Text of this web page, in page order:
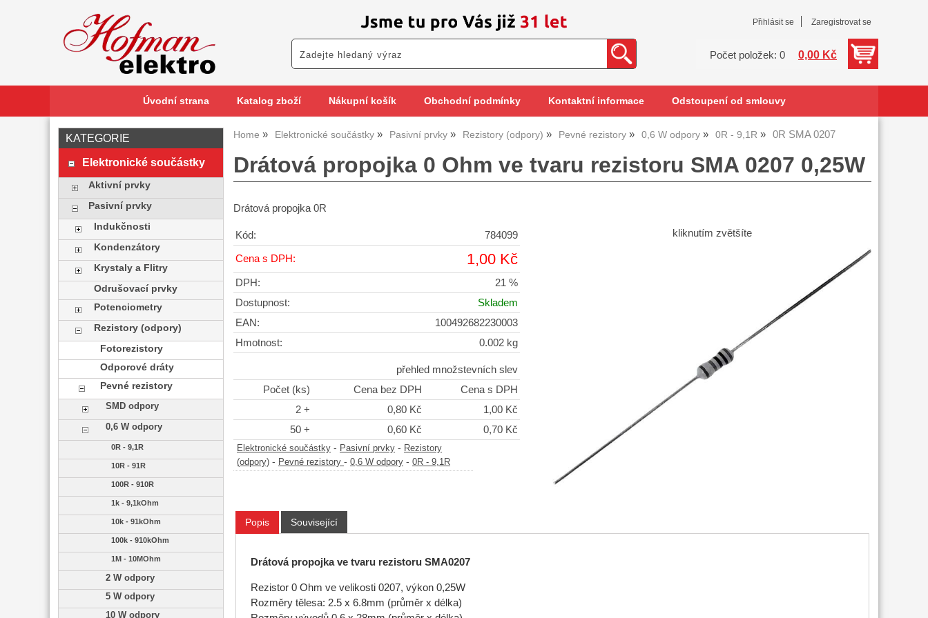
Přihlásit se Zaregistrovat se
Počet položek: 0 0,00 Kč
Úvodní strana Katalog zboží Nákupní košík Obchodní podmínky Kontaktní informace Odstoupení od smlouvy
Home Elektronické součástky Pasivní prvky Rezistory (odpory) Pevné rezistory 0,6 W odpory 0R - 9,1R 0R SMA 0207
Drátová propojka 0 Ohm ve tvaru rezistoru SMA 0207 0,25W
Drátová propojka 0R
kliknutím zvětšíte
Kód: 784099
Cena s DPH: 1,00 Kč
DPH:
21 %
Dostupnost:
Skladem
EAN:
100492682230003
Hmotnost:
0.002 kg
přehled množstevních slev
Počet (ks)
Cena bez DPH
Cena s DPH
2 +
0,80 Kč
1,00 Kč
50 +
0,60 Kč 0,70 Kč
Elektronické součástky - Pasivní prvky - Rezistory
(odpory) - Pevné rezistory - 0,6 W odpory - 0R - 9,1R
Popis Související
Drátová propojka ve tvaru rezistoru SMA0207
Rezistor 0 Ohm ve velikosti 0207, výkon 0,25W
Rozměry tělesa: 2.5 x 6.8mm (průměr x délka)
KATEGORIE
Elektronické součástky
Aktivní prvky
Pasivní prvky
Indukčnosti
Kondenzátory
Krystaly a Flitry
Odrušovací prvky
Potenciometry
Rezistory (odpory)
Fotorezistory
Odporové dráty
Pevné rezistory
SMD odpory
0,6 W odpory
0R - 9,1R
10R - 91R
100R - 910R
1k - 9,1kOhm
10k - 91kOhm
100k - 910kOhm
1M - 10MOhm
2 W odpory
5 W odpory
10 W odpory